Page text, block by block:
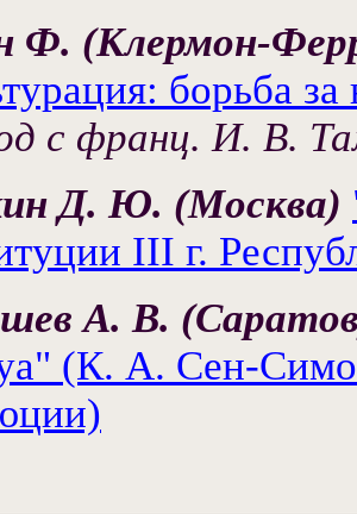
Ф. (Клермон-
борьба
с франц. И. В.
Д. Ю. (Москва)
III г.
А. В.
(К. А. Сен-